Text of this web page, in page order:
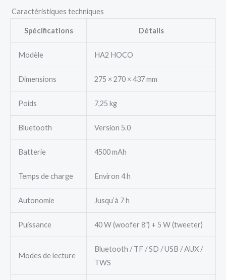
Caractéristiques techniques
Spécifications Détails
Modèle HA2 HOCO
Dimensions 275 × 270 × 437 mm
Poids 7,25 kg
Bluetooth Version 5.0
Batterie 4500 mAh
Temps de charge Environ 4 h
Autonomie Jusqu’à 7 h
Puissance 40 W (woofer 8″) + 5 W (tweeter)
Modes de lecture
Bluetooth / TF / SD / USB / AUX /
TWS